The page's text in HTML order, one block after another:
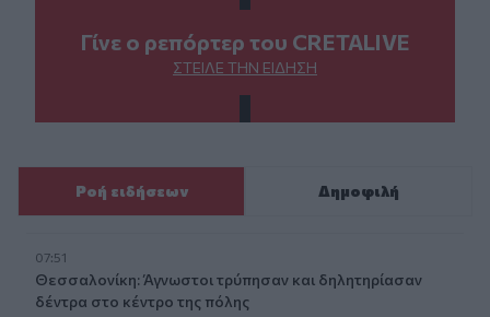
Γίνε ο ρεπόρτερ του CRETALIVE
ΣΤΕΊΛΕ ΤΗΝ ΕΊΔΗΣΗ
Ροή ειδήσεων Δημοφιλή
07:51
Θεσσαλονίκη: Άγνωστοι τρύπησαν και δηλητηρίασαν
δέντρα στο κέντρο της πόλης